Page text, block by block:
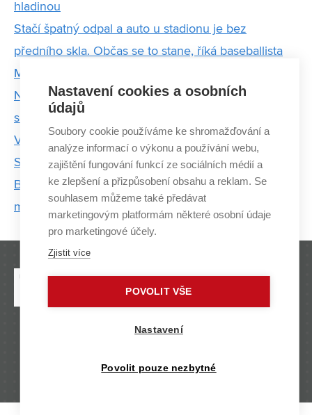
hladinou
Stačí špatný odpal a auto u stadionu je bez
předního skla. Občas se to stane, říká baseballista
Michal Ondráček
Na stupně vítězů vedou legendární Strojařské
schody
Vodní pólo v Česku platí za studentský sport.
Stipendium je velká pomoc, říká hráč z FSI
Basketbalem se v Česku nedá uživit, proto je dobré
mít i zadní vrátka, říká Michal Jedovnický
Antonínská 548/1 | 602 00 Brno |www.vut.cz
Nastavení cookies a osobních
údajů
Soubory cookie používáme ke shromažďování a
analýze informací o výkonu a používání webu,
zajištění fungování funkcí ze sociálních médií a
ke zlepšení a přizpůsobení obsahu a reklam. Se
souhlasem můžeme také předávat
marketingovým platformám některé osobní údaje
pro marketingové účely.
Zjistit více
POVOLIT VŠE
Nastavení
Povolit pouze nezbytné